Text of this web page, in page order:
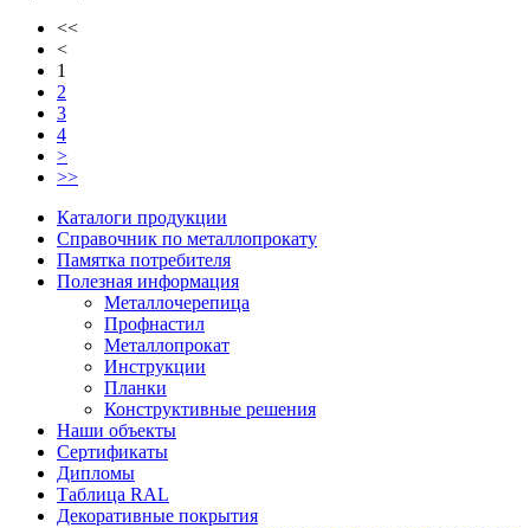
<<
<
1
2
3
4
>
>>
Каталоги продукции
Справочник по металлопрокату
Памятка потребителя
Полезная информация
Металлочерепица
Профнастил
Металлопрокат
Инструкции
Планки
Конструктивные решения
Наши объекты
Сертификаты
Дипломы
Таблица RAL
Декоративные покрытия